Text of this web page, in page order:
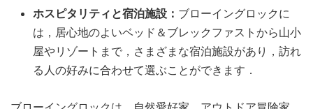
ホスピタリティと宿泊施設： ブローイングロックに
は，居心地のよいベッド＆ブレックファストから山小
屋やリゾートまで，さまざまな宿泊施設があり，訪れ
る人の好みに合わせて選ぶことができます．